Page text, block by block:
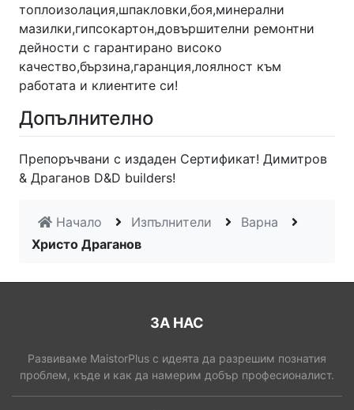
топлоизолация,шпакловки,боя,минерални
мазилки,гипсокартон,довършителни ремонтни
дейности с гарантирано високо
качество,бързина,гаранция,лоялност към
работата и клиентите си!
Допълнително
Препоръчвани с издаден Сертификат! Димитров
& Драганов D&D builders!
Начало Изпълнители
Варна
Христо Драганов
ЗА НАС
Развиваме MaistorPlus с идеята да разрешим познатия
проблем, къде и как да намерим добър професионалист.